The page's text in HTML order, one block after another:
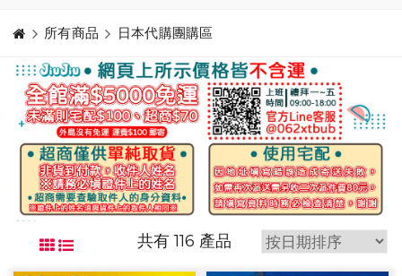
所有商品 日本代購團購區
共有 116 產品